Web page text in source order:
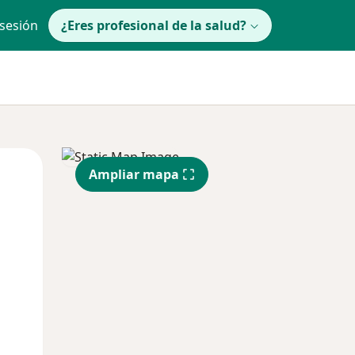
¿Eres profesional de la salud?
Mar
11 Ago
Mié
12 Ago
Ampliar mapa